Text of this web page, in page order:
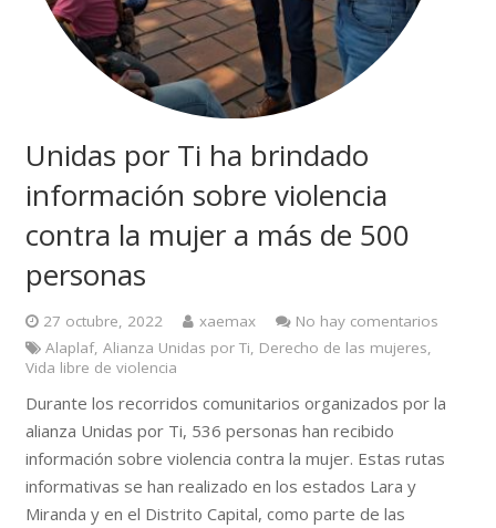
Unidas por Ti ha brindado
información sobre violencia
contra la mujer a más de 500
personas
27 octubre, 2022 xaemax
No hay comentarios
Alaplaf, Alianza Unidas por Ti, Derecho de las mujeres,
Vida libre de violencia
Durante los recorridos comunitarios organizados por la
alianza Unidas por Ti, 536 personas han recibido
información sobre violencia contra la mujer. Estas rutas
informativas se han realizado en los estados Lara y
Miranda y en el Distrito Capital, como parte de las